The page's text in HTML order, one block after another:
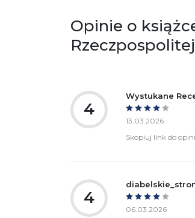
Ostrzeżenia oraz
Opinie o
4
Wystukane
13.03.2026
Skopiuj link do
4
06.03.2026